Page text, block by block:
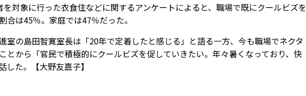
対象に行った衣食住などに関するアンケートによると、職場で既にクールビズを
は45％。家庭では47％だった。
室の島田智寛室長は「20年で定着したと感じる」と語る一方、今も職場でネクタ
とから「官民で積極的にクールビズを促していきたい。年々暑くなっており、快
た。【大野友嘉子】